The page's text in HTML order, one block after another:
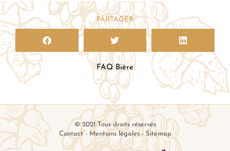
PARTAGER
FAQ Bière
© 2021 Tous droits réservés
Contact- Mentions légales-Sitemap